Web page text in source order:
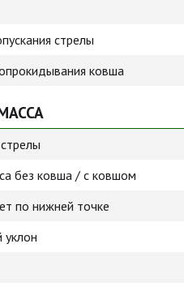
стрелы
ковша
без ковша / с ковшом
по нижней точке